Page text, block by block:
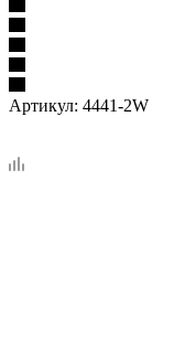
Артикул: 4441-2W